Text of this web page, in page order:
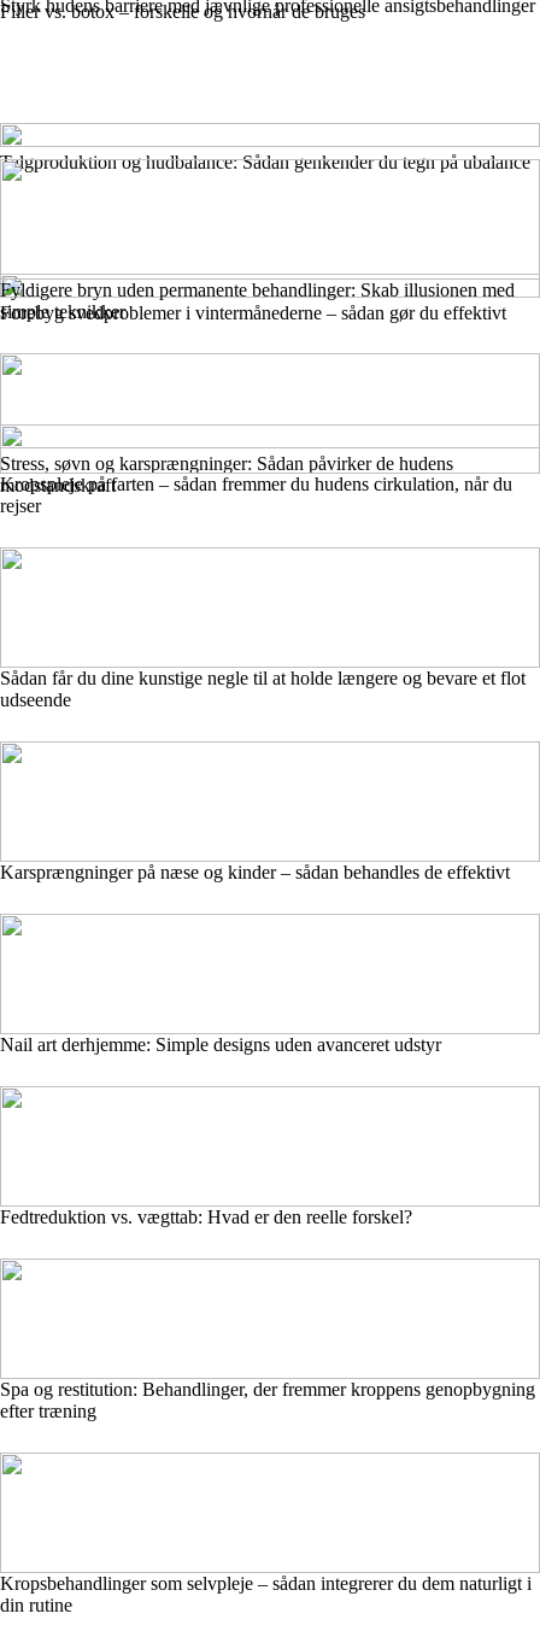
Styrk hudens barriere med jævnlige professionelle ansigtsbehandlinger
Filler vs. botox – forskelle og hvornår de bruges
Talgproduktion og hudbalance: Sådan genkender du tegn på ubalance
Forebyg svedproblemer i vintermånederne – sådan gør du effektivt
Stress, søvn og karsprængninger: Sådan påvirker de hudens
modstandskraft
Fyldigere bryn uden permanente behandlinger: Skab illusionen med
simple teknikker
Kropspleje på farten – sådan fremmer du hudens cirkulation, når du
rejser
Sådan får du dine kunstige negle til at holde længere og bevare et flot
udseende
Karsprængninger på næse og kinder – sådan behandles de effektivt
Nail art derhjemme: Simple designs uden avanceret udstyr
Fedtreduktion vs. vægttab: Hvad er den reelle forskel?
Spa og restitution: Behandlinger, der fremmer kroppens genopbygning
efter træning
Kropsbehandlinger som selvpleje – sådan integrerer du dem naturligt i
din rutine